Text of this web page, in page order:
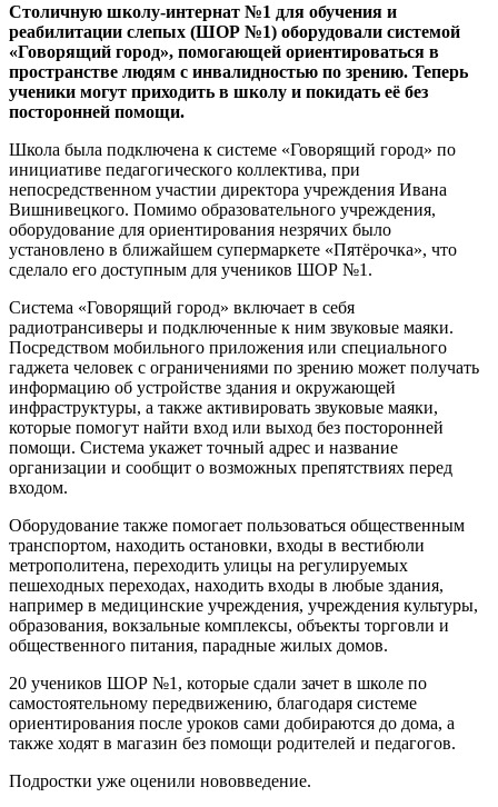
Столичную школу-интернат №1 для обучения и
реабилитации слепых (ШОР №1) оборудовали системой
«Говорящий город», помогающей ориентироваться в
пространстве людям с инвалидностью по зрению. Теперь
ученики могут приходить в школу и покидать её без
посторонней помощи.
Школа была подключена к системе «Говорящий город» по
инициативе педагогического коллектива, при
непосредственном участии директора учреждения Ивана
Вишнивецкого. Помимо образовательного учреждения,
оборудование для ориентирования незрячих было
установлено в ближайшем супермаркете «Пятёрочка», что
сделало его доступным для учеников ШОР №1.
Система «Говорящий город» включает в себя
радиотрансиверы и подключенные к ним звуковые маяки.
Посредством мобильного приложения или специального
гаджета человек с ограничениями по зрению может получать
информацию об устройстве здания и окружающей
инфраструктуры, а также активировать звуковые маяки,
которые помогут найти вход или выход без посторонней
помощи. Система укажет точный адрес и название
организации и сообщит о возможных препятствиях перед
входом.
Оборудование также помогает пользоваться общественным
транспортом, находить остановки, входы в вестибюли
метрополитена, переходить улицы на регулируемых
пешеходных переходах, находить входы в любые здания,
например в медицинские учреждения, учреждения культуры,
образования, вокзальные комплексы, объекты торговли и
общественного питания, парадные жилых домов.
20 учеников ШОР №1, которые сдали зачет в школе по
самостоятельному передвижению, благодаря системе
ориентирования после уроков сами добираются до дома, а
также ходят в магазин без помощи родителей и педагогов.
Подростки уже оценили нововведение.